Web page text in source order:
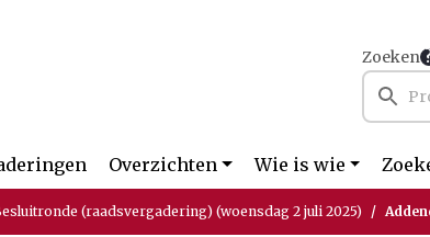
Zoeken
Overzichten Wie is wie
(raadsvergadering) (woensdag 2 juli 2025)